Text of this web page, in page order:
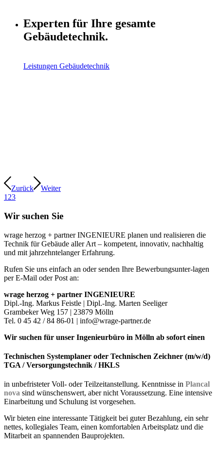
Experten für Ihre gesamte
Gebäudetechnik.
Leistungen Gebäudetechnik
Zurück
Weiter
123
Wir suchen Sie
wrage herzog + partner INGENIEURE planen und realisieren die
Technik für Gebäude aller Art – kompetent, innovativ, nachhaltig
und mit jahrzehntelanger Erfahrung.
Rufen Sie uns einfach an oder senden Ihre Bewerbungsunter-lagen
per E-Mail oder Post an:
wrage herzog + partner INGENIEURE
Dipl.-Ing. Markus Feistle | Dipl.-Ing. Marten Seeliger
Grambeker Weg 157 | 23879 Mölln
Tel. 0 45 42 / 84 86-01 | info@wrage-partner.de
Wir suchen für unser Ingenieurbüro in Mölln ab sofort einen
Technischen Systemplaner oder Technischen Zeichner (m/w/d)
TGA / Versorgungstechnik / HKLS
in unbefristeter Voll- oder Teilzeitanstellung. Kenntnisse in Plancal
nova sind wünschenswert, aber nicht Voraussetzung. Eine intensive
Einarbeitung und Schulung ist vorgesehen.
Wir bieten eine interessante Tätigkeit bei guter Bezahlung, ein sehr
nettes, kollegiales Team, einen komfortablen Arbeitsplatz und die
Mitarbeit an spannenden Bauprojekten.